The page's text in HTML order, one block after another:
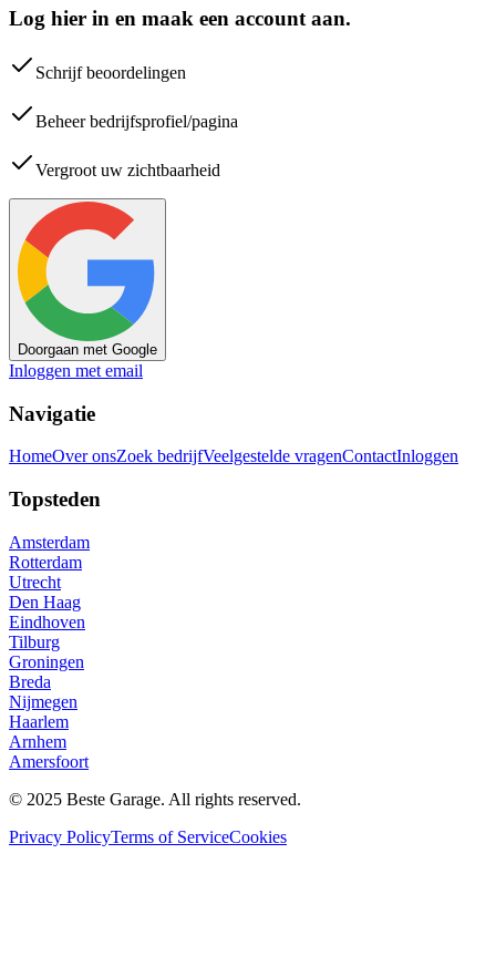
Log hier in en maak een account aan.
Schrijf beoordelingen
Beheer bedrijfsprofiel/pagina
Vergroot uw zichtbaarheid
Doorgaan met Google
Inloggen met email
Navigatie
HomeOver onsZoek bedrijfVeelgestelde vragenContactInloggen
Topsteden
Amsterdam
Rotterdam
Utrecht
Den Haag
Eindhoven
Tilburg
Groningen
Breda
Nijmegen
Haarlem
Arnhem
Amersfoort
© 2025 Beste Garage. All rights reserved.
Privacy PolicyTerms of ServiceCookies